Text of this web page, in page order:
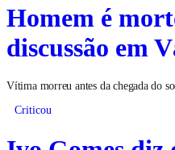
Homem é
discussão em
Vítima morreu antes da chegada do
Criticou